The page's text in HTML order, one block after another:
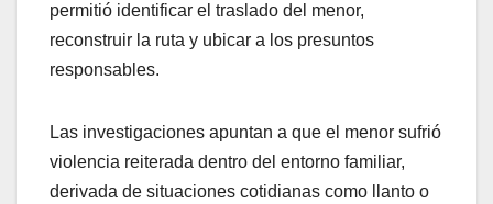
permitió identificar el traslado del menor,
reconstruir la ruta y ubicar a los presuntos
responsables.
Las investigaciones apuntan a que el menor sufrió
violencia reiterada dentro del entorno familiar,
derivada de situaciones cotidianas como llanto o